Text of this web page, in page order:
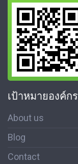
เป้าหมายองค์กร
About us
Blog
Contact